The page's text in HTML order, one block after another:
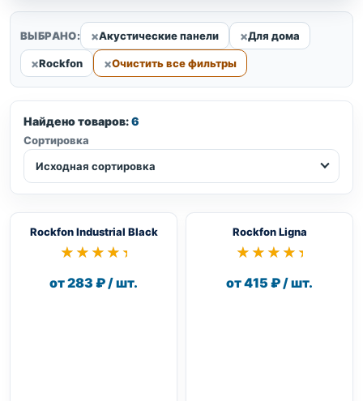
ВЫБРАНО: Акустические панели Для дома
Rockfon Очистить все фильтры
Найдено товаров:6
Сортировка
Исходная сортировка
Rockfon Industrial Black
★★★★★
★★★★★
от 283 ₽ / шт.
Rockfon Ligna
★★★★★
★★★★★
от 415 ₽ / шт.